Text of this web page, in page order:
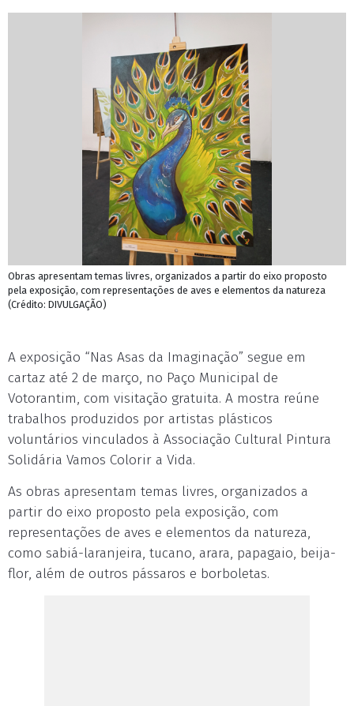
Obras apresentam temas livres, organizados a partir do eixo proposto
pela exposição, com representações de aves e elementos da natureza
(Crédito: DIVULGAÇÃO)
A exposição “Nas Asas da Imaginação” segue em
cartaz até 2 de março, no Paço Municipal de
Votorantim, com visitação gratuita. A mostra reúne
trabalhos produzidos por artistas plásticos
voluntários vinculados à Associação Cultural Pintura
Solidária Vamos Colorir a Vida.
As obras apresentam temas livres, organizados a
partir do eixo proposto pela exposição, com
representações de aves e elementos da natureza,
como sabiá-laranjeira, tucano, arara, papagaio, beija-
flor, além de outros pássaros e borboletas.